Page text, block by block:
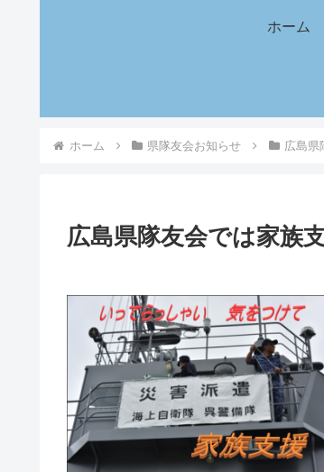
ホーム
ホーム 県隊友会お知らせ 広島県
広島県隊友会では家族